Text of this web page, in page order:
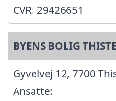
CVR: 29426651
BYENS BOLIG
Gyvelvej 12, 7700
Ansatte: